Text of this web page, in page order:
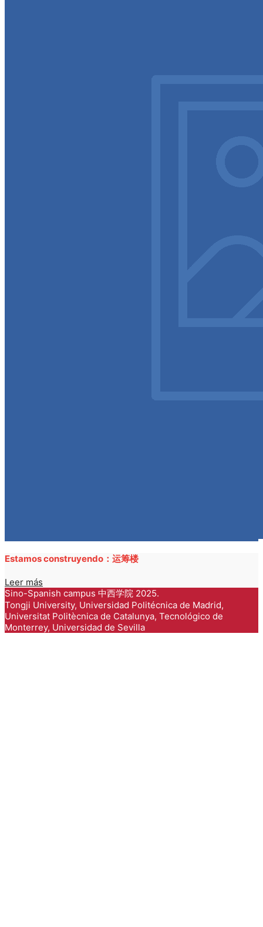
Estamos construyendo：运筹楼
Leer más
Sino-Spanish campus 中西学院 2025.
Tongji University, Universidad Politécnica de Madrid,
Universitat Politècnica de Catalunya, Tecnológico de
Monterrey, Universidad de Sevilla